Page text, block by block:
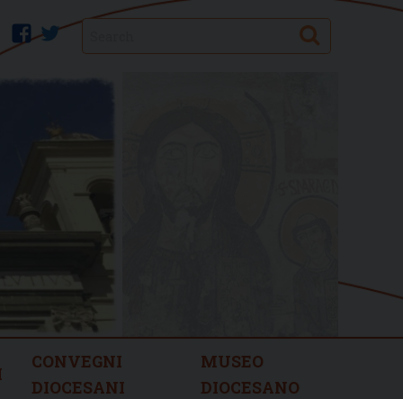
twitter
facebook Search
CONVEGNI
DIOCESANI
MUSEO
DIOCESANO